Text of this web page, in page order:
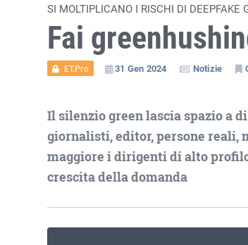
SI MOLTIPLICANO I RISCHI DI DEEPFAKE
Fai
ET.Pro 31 Gen 2024 Notizie
Il silenzio green lascia spazio a
giornalisti, editor, persone reali,
maggiore i dirigenti di alto
crescita della domanda